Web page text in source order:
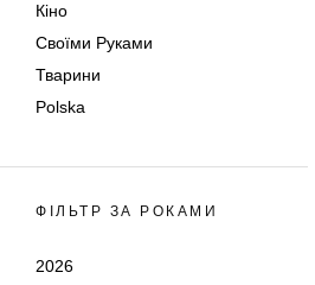
Кіно
Своїми Руками
Тварини
Polska
ФІЛЬТР ЗА РОКАМИ
2026